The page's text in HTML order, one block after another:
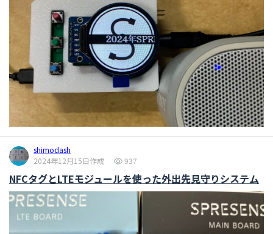
shimodash
2024年12月15日作成
937
NFCタグとLTEモジュールを使った外出先見守りシステム